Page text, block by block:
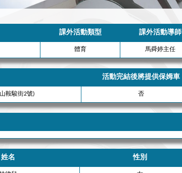
課外活動類型 課外活動導師
體育 馬舜婷主任
活動完結後將提供保姆車
鞍駿街2號) 否
姓名 性別